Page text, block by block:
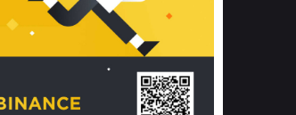
chăn ga gối đệm cao cấp cho phòng
ngủ
Để sở hữu một bộ chăn ga gối đệm
cao cấp hoàn hảo cả về thẩm mỹ lẫn
công năng, người tiêu dùng cần cân
nhắc kỹ lưỡng các tiêu chí quan trọng